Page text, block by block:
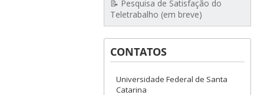
📝 Pesquisa de Satisfação do
Teletrabalho (em breve)
CONTATOS
Universidade Federal de Santa
Catarina